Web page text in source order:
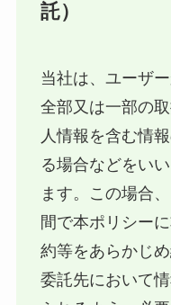
託）
当社は、ユーザ
全部又は一部の
人情報を含む情
る場合などをい
ます。この場合
間で本ポリシー
約等をあらかじ
委託先において